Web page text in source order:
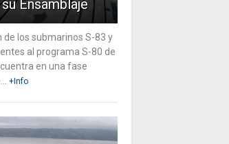
Ensamblaje
de los submarinos S-83 y
al programa S-80 de
en una fase
+Info